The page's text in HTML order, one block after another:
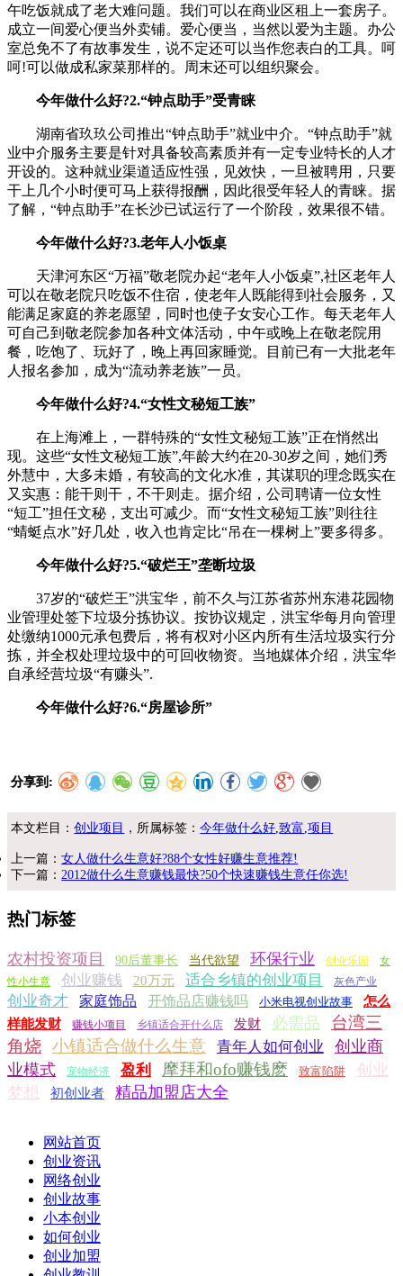
午吃饭就成了老大难问题。我们可以在商业区租上一套房子。
成立一间爱心便当外卖铺。爱心便当，当然以爱为主题。办公
室总免不了有故事发生，说不定还可以当作您表白的工具。呵
呵!可以做成私家菜那样的。周末还可以组织聚会。
今年做什么好?2.“钟点助手”受青睐
湖南省玖玖公司推出“钟点助手”就业中介。“钟点助手”就
业中介服务主要是针对具备较高素质并有一定专业特长的人才
开设的。这种就业渠道适应性强，见效快，一旦被聘用，只要
干上几个小时便可马上获得报酬，因此很受年轻人的青睐。据
了解，“钟点助手”在长沙已试运行了一个阶段，效果很不错。
今年做什么好?3.老年人小饭桌
天津河东区“万福”敬老院办起“老年人小饭桌”,社区老年人
可以在敬老院只吃饭不住宿，使老年人既能得到社会服务，又
能满足家庭的养老愿望，同时也使子女安心工作。每天老年人
可自己到敬老院参加各种文体活动，中午或晚上在敬老院用
餐，吃饱了、玩好了，晚上再回家睡觉。目前已有一大批老年
人报名参加，成为“流动养老族”一员。
今年做什么好?4.“女性文秘短工族”
在上海滩上，一群特殊的“女性文秘短工族”正在悄然出
现。这些“女性文秘短工族”,年龄大约在20-30岁之间，她们秀
外慧中，大多未婚，有较高的文化水准，其谋职的理念既实在
又实惠：能干则干，不干则走。据介绍，公司聘请一位女性
“短工”担任文秘，支出可减少。而“女性文秘短工族”则往往
“蜻蜓点水”好几处，收入也肯定比“吊在一棵树上”要多得多。
今年做什么好?5.“破烂王”垄断垃圾
37岁的“破烂王”洪宝华，前不久与江苏省苏州东港花园物
业管理处签下垃圾分拣协议。按协议规定，洪宝华每月向管理
处缴纳1000元承包费后，将有权对小区内所有生活垃圾实行分
拣，并全权处理垃圾中的可回收物资。当地媒体介绍，洪宝华
自承经营垃圾“有赚头”.
今年做什么好?6.“房屋诊所”
分享到:
本文栏目：创业项目 ，所属标签：今年做什么好 ,致富 ,项目
上一篇：女人做什么生意好?88个女性好赚生意推荐!
下一篇： 2012做什么生意赚钱最快?50个快速赚钱生意任你选!
热门标签
农村投资项目 90后董事长 当代欲望 环保行业 创业乐园
女
性小生意
创业赚钱 20万元 适合乡镇的创业项目 灰色产业
创业奇才 家庭饰品 开饰品店赚钱吗 小米电视创业故事
怎么
样能发财
赚钱小项目 乡镇适合开什么店 发财 必需品
台湾三
角烧 小镇适合做什么生意 青年人如何创业
创业商
业模式
宠物经济 盈利 摩拜和ofo赚钱麽 致富陷阱
创业
梦想
初创业者 精品加盟店大全
网站首页
创业资讯
网络创业
创业故事
小本创业
如何创业
创业加盟